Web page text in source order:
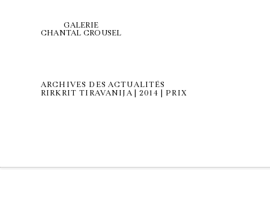
GALERIE
CHANTAL CROUSEL
ARCHIVES DES ACTUALITÉS
RIRKRIT TIRAVANIJA | 2014 | PRIX